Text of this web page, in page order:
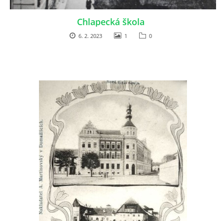
DŮL NA SLÍDU (NA KOLE)
tel. 773 916 275
info@domdej.cz
--------------------------------------------------------------
Tento projekt je realizován za finanční podpory
města Domažlice.
© 2026 eStránky.cz |Aktualizováno: 17. 7. 2026 Nahoru ↑
Chlapecká škola
6. 2. 2023 1 0